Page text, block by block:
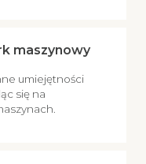
maszynowy
umiejętności
się na